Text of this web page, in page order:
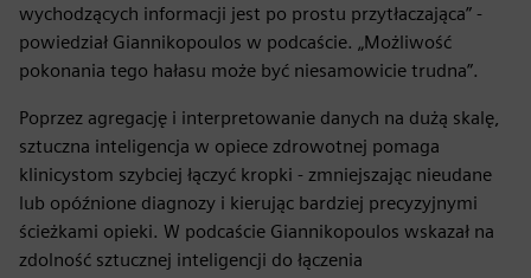
wychodzących informacji jest po prostu przytłaczająca” -
powiedział Giannikopoulos w podcaście. „Możliwość
pokonania tego hałasu może być niesamowicie trudna”.
Poprzez agregację i interpretowanie danych na dużą skalę,
sztuczna inteligencja w opiece zdrowotnej pomaga
klinicystom szybciej łączyć kropki - zmniejszając nieudane
lub opóźnione diagnozy i kierując bardziej precyzyjnymi
ścieżkami opieki. W podcaście Giannikopoulos wskazał na
zdolność sztucznej inteligencji do łączenia